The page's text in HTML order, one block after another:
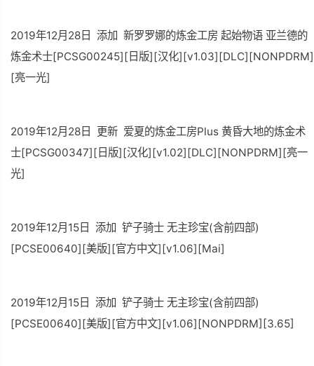
2019年12月28日 添加 新罗罗娜的炼金工房 起始物语 亚兰德的
炼金术士[PCSG00245][日版][汉化][v1.03][DLC][NONPDRM]
[亮一光]
2019年12月28日 更新 爱夏的炼金工房Plus 黄昏大地的炼金术
士[PCSG00347][日版][汉化][v1.02][DLC][NONPDRM][亮一
光]
2019年12月15日 添加 铲子骑士 无主珍宝(含前四部)
[PCSE00640][美版][官方中文][v1.06][Mai]
2019年12月15日 添加 铲子骑士 无主珍宝(含前四部)
[PCSE00640][美版][官方中文][v1.06][NONPDRM][3.65]